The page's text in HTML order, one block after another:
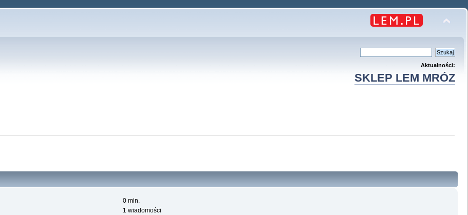
Aktualności:
SKLEP LEM MRÓZ
0 min.
1 wiadomości